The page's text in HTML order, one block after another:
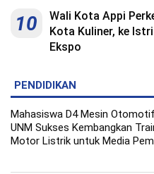
10
Wali Kota Appi
Kota Kuliner, ke
Ekspo
PENDIDIKAN
Mahasiswa D4 Mesin
UNM Sukses Kembangkan
Motor Listrik untuk Media